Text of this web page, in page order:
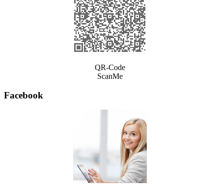
QR-Code
ScanMe
Facebook